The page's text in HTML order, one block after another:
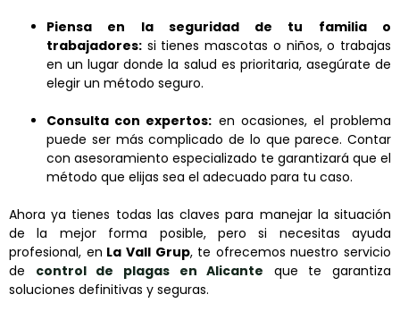
Piensa en la seguridad de tu familia o
trabajadores: si tienes mascotas o niños, o trabajas
en un lugar donde la salud es prioritaria, asegúrate de
elegir un método seguro.
Consulta con expertos: en ocasiones, el problema
puede ser más complicado de lo que parece. Contar
con asesoramiento especializado te garantizará que el
método que elijas sea el adecuado para tu caso.
Ahora ya tienes todas las claves para manejar la situación
de la mejor forma posible, pero si necesitas ayuda
profesional, en La Vall Grup, te ofrecemos nuestro servicio
de control de plagas en Alicante
que te garantiza
soluciones definitivas y seguras.